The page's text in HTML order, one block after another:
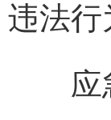
违法行
应急